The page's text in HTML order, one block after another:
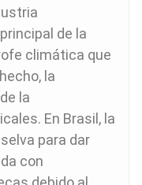
de la
climática que
la
la
En Brasil, la
para dar
con